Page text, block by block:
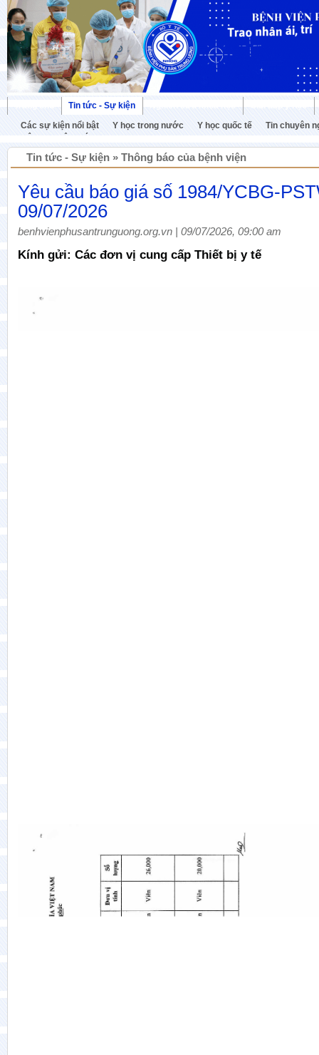
Tin tức - Sự kiện
Các sự kiện nổi bật
Y học trong nước Y học quốc tế
Tin chuyên
Tin tức - Sự kiện » Thông báo của bệnh viện
Yêu cầu báo giá số 1984/YCBG-
09/07/2026
benhvienphusantrunguong.org.vn | 09/07/2026, 09:00 am
Kính gửi: Các đơn vị cung cấp Thiết bị y tế